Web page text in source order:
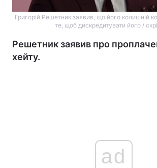
Григорій Решетник заявив, що його колишній
те, щоб дискредитувати його /
Решетник заявив про
хейту.
ad